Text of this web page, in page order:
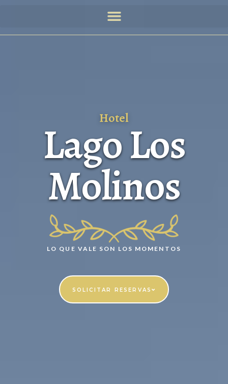
Hotel
Lago Los
Molinos
LO QUE VALE SON LOS MOMENTOS
SOLICITAR RESERVAS